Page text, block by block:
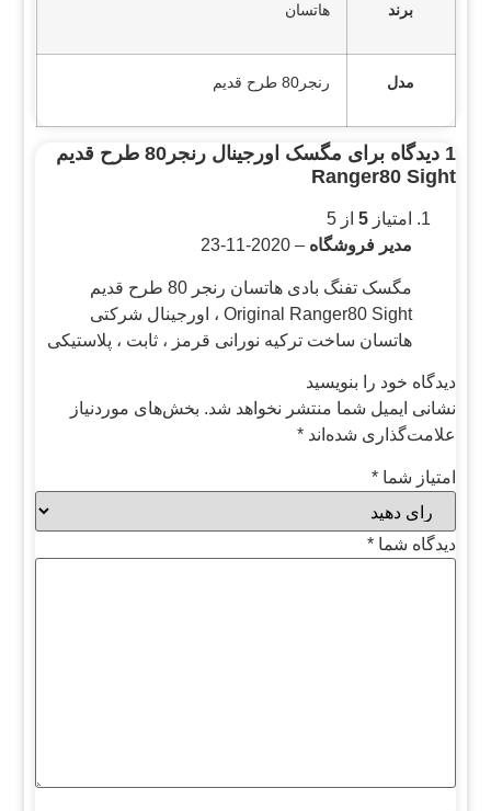
برند هاتسان
مدل رنجر80 طرح قدیم
1 دیدگاه برای
مگسک اورجینال رنجر80 طرح قدیم
Ranger80 Sight
امتیاز5 از 5
مدیر فروشگاه–
2020-11-23
مگسک تفنگ بادی هاتسان رنجر 80 طرح قدیم
Original Ranger80 Sight ، اورجینال شرکتی
هاتسان ساخت ترکیه نورانی قرمز ، ثابت ، پلاستیکی
دیدگاه خود را بنویسید
نشانی ایمیل شما منتشر نخواهد شد. بخش‌های موردنیاز
علامت‌گذاری شده‌اند*
امتیاز شما*
دیدگاه شما*